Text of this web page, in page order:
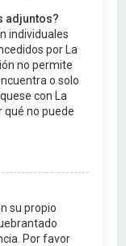
adjuntos?
individuales
por La
no permite
o solo
con La
qué no puede
su propio
Por favor